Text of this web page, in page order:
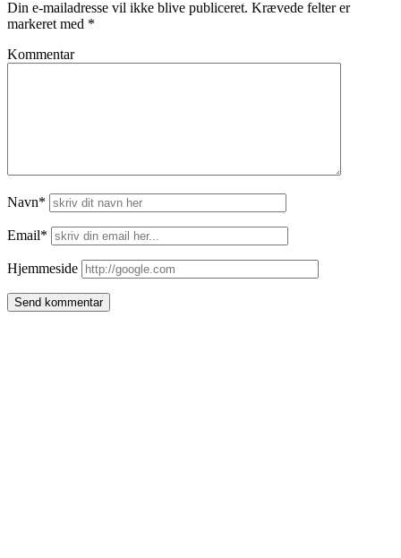
Din e-mailadresse vil ikke blive publiceret. Krævede felter er
markeret med *
Kommentar
Navn*
Email*
Hjemmeside